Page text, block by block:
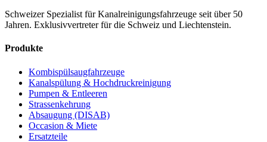
Schweizer Spezialist für Kanalreinigungsfahrzeuge seit über 50
Jahren. Exklusivvertreter für die Schweiz und Liechtenstein.
Produkte
Kombispülsaugfahrzeuge
Kanalspülung & Hochdruckreinigung
Pumpen & Entleeren
Strassenkehrung
Absaugung (DISAB)
Occasion & Miete
Ersatzteile